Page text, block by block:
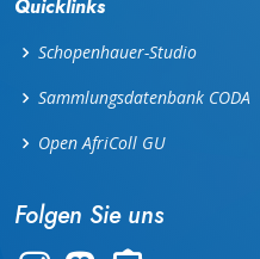
Quicklinks
Schopenhauer-Studio
Sammlungsdatenbank CODA
Open AfriColl GU
Folgen Sie uns